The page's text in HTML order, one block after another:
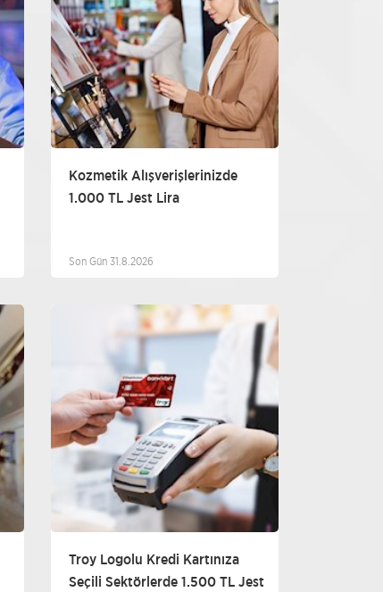
Kozmetik Alışverişlerinizde
1.000 TL Jest Lira
Son Gün 31.8.2026
Troy Logolu Kredi Kartınıza
Seçili Sektörlerde 1.500 TL Jest
Diğer